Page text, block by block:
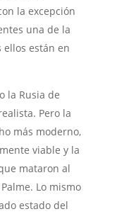
la excepción
una de la
ellos están en
la Rusia de
Pero la
más moderno,
viable y la
mataron al
Lo mismo
estado del